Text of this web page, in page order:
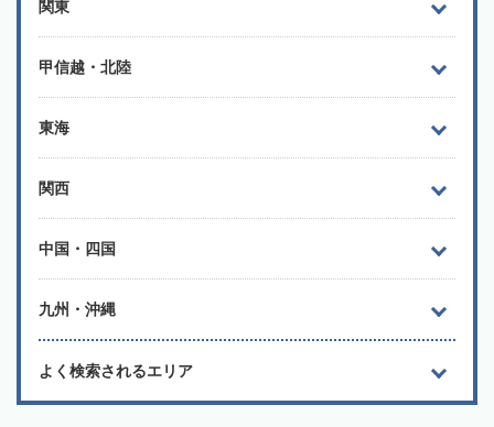
関東
甲信越・北陸
東海
関西
中国・四国
九州・沖縄
よく検索されるエリア